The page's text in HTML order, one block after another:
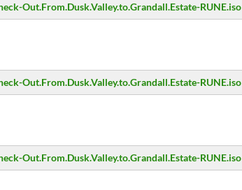
Out.From.Dusk.Valley.to.Grandall.Estate-RUNE.iso
Out.From.Dusk.Valley.to.Grandall.Estate-RUNE.iso
Out.From.Dusk.Valley.to.Grandall.Estate-RUNE.iso